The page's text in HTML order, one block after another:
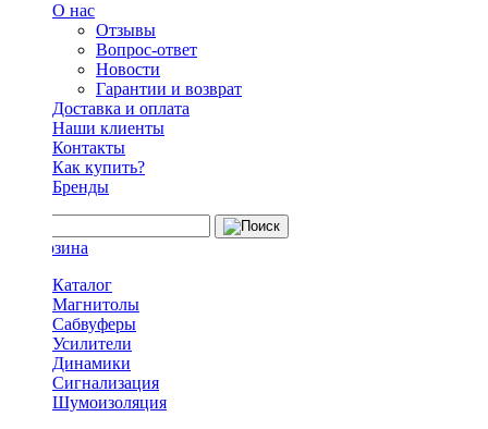
О нас
Отзывы
Вопрос-ответ
Новости
Гарантии и возврат
Доставка и оплата
Наши клиенты
Контакты
Как купить?
Бренды
Каталог
Магнитолы
Сабвуферы
Усилители
Динамики
Сигнализация
Шумоизоляция